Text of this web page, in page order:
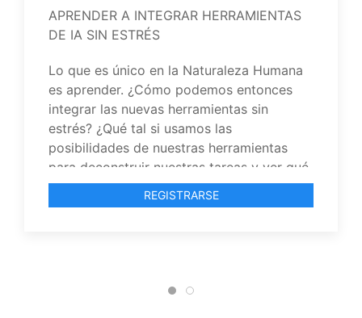
APRENDER A INTEGRAR HERRAMIENTAS
DE IA SIN ESTRÉS
Lo que es único en la Naturaleza Humana
es aprender. ¿Cómo podemos entonces
integrar las nuevas herramientas sin
estrés? ¿Qué tal si usamos las
posibilidades de nuestras herramientas
para deconstruir nuestras tareas y ver qué
puede hacer cada persona mejor?
REGISTRARSE